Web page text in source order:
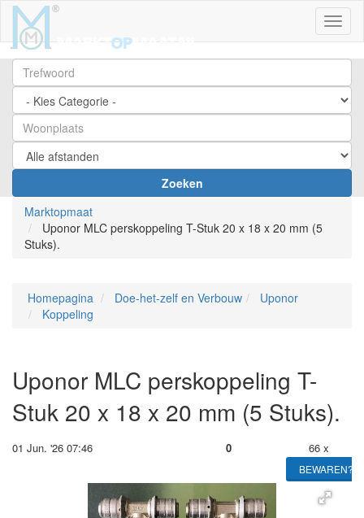
Zoeken
Marktopmaat
Uponor MLC perskoppeling T-Stuk 20 x 18 x 20 mm (5
Stuks).
Homepagina Doe-het-zelf en Verbouw
Uponor
Koppeling
Uponor MLC perskoppeling T-
Stuk 20 x 18 x 20 mm (5 Stuks).
01 Jun. '26 07:46 0 66 x
BEWAREN?